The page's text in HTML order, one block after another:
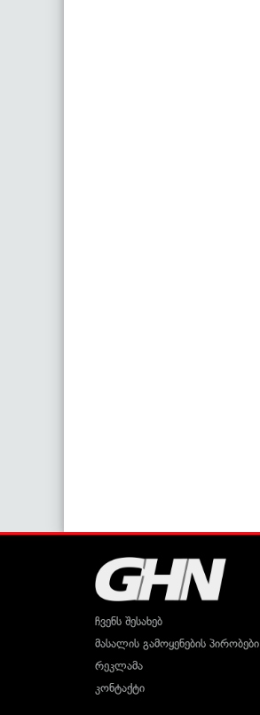
ჩვენს შესახებ
მასალის გამოყენების პირობები
რეკლამა
კონტაქტი